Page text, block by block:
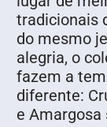
tradicionais
do mesmo
alegria, o
fazem a
diferente:
e